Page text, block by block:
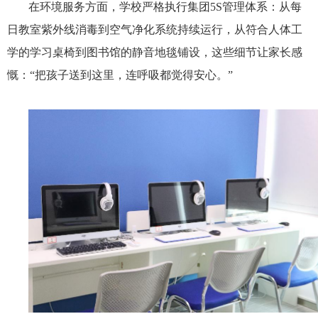
在环境服务方面，学校严格执行集团5S管理体系：从每
日教室紫外线消毒到空气净化系统持续运行，从符合人体工
学的学习桌椅到图书馆的静音地毯铺设，这些细节让家长感
慨：“把孩子送到这里，连呼吸都觉得安心。”